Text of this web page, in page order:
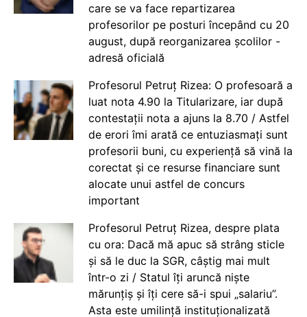
care se va face repartizarea
profesorilor pe posturi începând cu 20
august, după reorganizarea școlilor -
adresă oficială
Profesorul Petruț Rizea: O profesoară a
luat nota 4.90 la Titularizare, iar după
contestații nota a ajuns la 8.70 / Astfel
de erori îmi arată ce entuziasmați sunt
profesorii buni, cu experiență să vină la
corectat și ce resurse financiare sunt
alocate unui astfel de concurs
important
Profesorul Petruț Rizea, despre plata
cu ora: Dacă mă apuc să strâng sticle
și să le duc la SGR, câștig mai mult
într-o zi / Statul îți aruncă niște
mărunțiș și îți cere să-i spui „salariu”.
Asta este umilință instituționalizată